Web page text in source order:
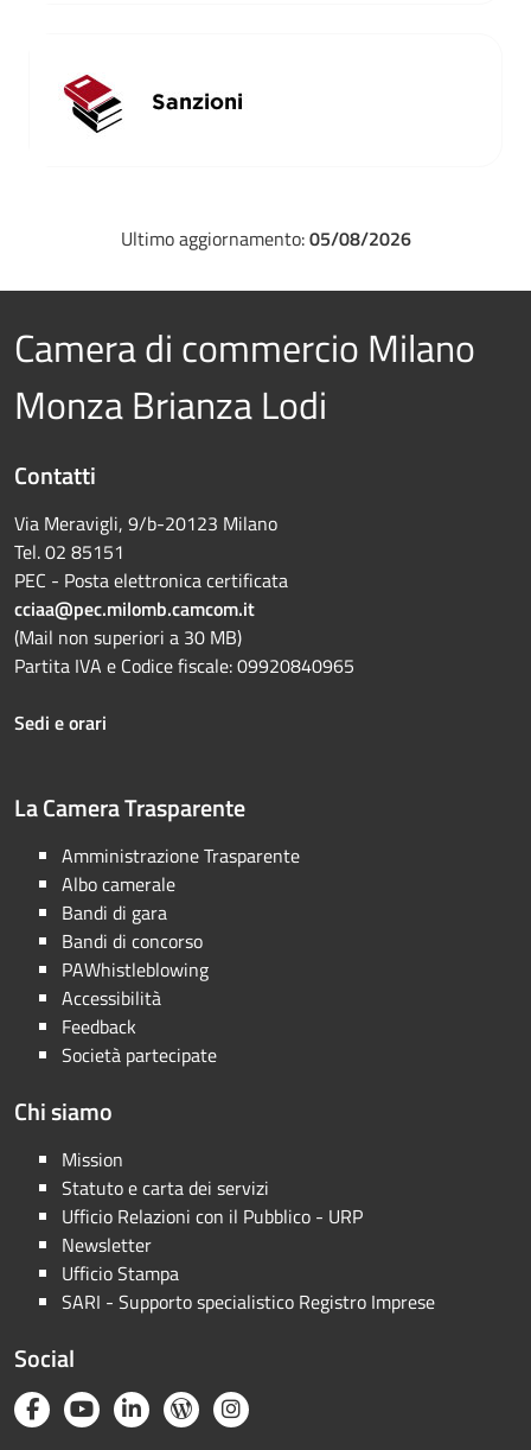
Ultimo aggiornamento:05/08/2026
Camera di commercio Milano
Monza Brianza Lodi
Contatti
Via Meravigli, 9/b-20123 Milano
Tel. 02 85151
PEC - Posta elettronica certificata
cciaa@pec.milomb.camcom.it
(Mail non superiori a 30 MB)
Partita IVA e Codice fiscale: 09920840965
Sedi e orari
La Camera Trasparente
Amministrazione Trasparente
Albo camerale
Bandi di gara
Bandi di concorso
PAWhistleblowing
Accessibilità
Feedback
Società partecipate
Chi siamo
Mission
Statuto e carta dei servizi
Ufficio Relazioni con il Pubblico - URP
Newsletter
Ufficio Stampa
SARI - Supporto specialistico Registro Imprese
Social